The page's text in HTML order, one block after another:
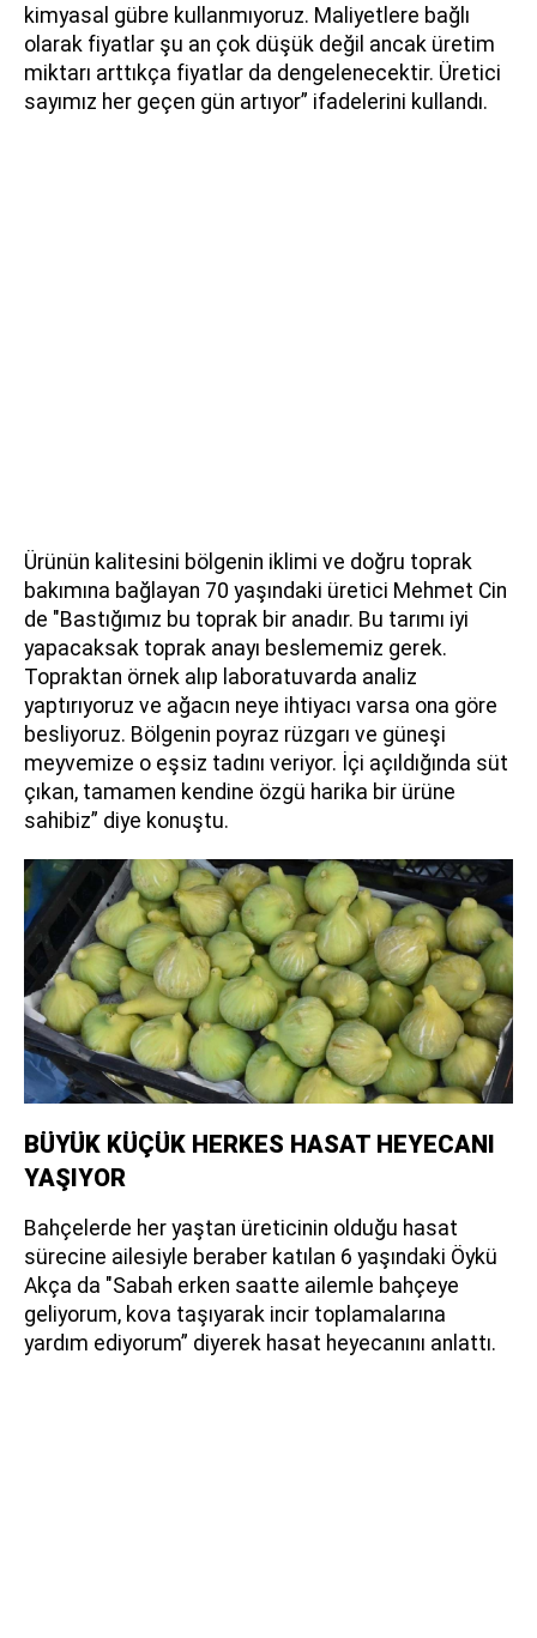
kimyasal gübre kullanmıyoruz. Maliyetlere bağlı
olarak fiyatlar şu an çok düşük değil ancak üretim
miktarı arttıkça fiyatlar da dengelenecektir. Üretici
sayımız her geçen gün artıyor” ifadelerini kullandı.
Ürünün kalitesini bölgenin iklimi ve doğru toprak
bakımına bağlayan 70 yaşındaki üretici Mehmet Cin
de "Bastığımız bu toprak bir anadır. Bu tarımı iyi
yapacaksak toprak anayı beslememiz gerek.
Topraktan örnek alıp laboratuvarda analiz
yaptırıyoruz ve ağacın neye ihtiyacı varsa ona göre
besliyoruz. Bölgenin poyraz rüzgarı ve güneşi
meyvemize o eşsiz tadını veriyor. İçi açıldığında süt
çıkan, tamamen kendine özgü harika bir ürüne
sahibiz” diye konuştu.
BÜYÜK KÜÇÜK HERKES HASAT HEYECANI
YAŞIYOR
Bahçelerde her yaştan üreticinin olduğu hasat
sürecine ailesiyle beraber katılan 6 yaşındaki Öykü
Akça da "Sabah erken saatte ailemle bahçeye
geliyorum, kova taşıyarak incir toplamalarına
yardım ediyorum” diyerek hasat heyecanını anlattı.